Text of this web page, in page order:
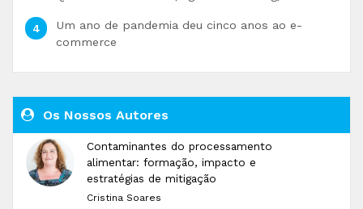
Um ano de pandemia deu cinco anos ao e-
commerce
Os Nossos Autores
Contaminantes do processamento
alimentar: formação, impacto e
estratégias de mitigação
Cristina Soares